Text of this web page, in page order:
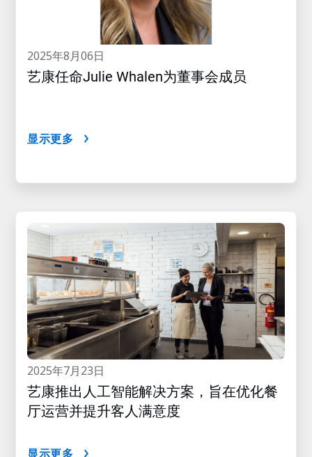
2025年8月06日
艺康任命Julie Whalen为董事会成员
显示更多
2025年7月23日
艺康推出人工智能解决方案，旨在优化餐
厅运营并提升客人满意度
显示更多